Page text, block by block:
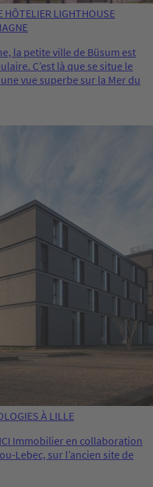
HÔTELIER LIGHTHOUSE
la petite ville de Büsum est
C’est là que se situe le
vue superbe sur la Mer du
À LILLE
Immobilier en collaboration
Lebec, sur l’ancien site de